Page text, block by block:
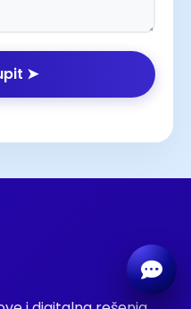
➤
contact@borkoilic.com
Direktan poziv
Viber poruka
WhatsApp poruka